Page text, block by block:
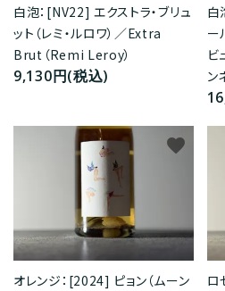
白泡：[NV22] エクストラ・ブリュ
ット（レミ・ルロワ）／Extra
Brut（Remi Leroy）
9,130円(税込)
白
ー
ビ
ン
オレンジ：[2024] ピョン（ムーン
favorite
ロ